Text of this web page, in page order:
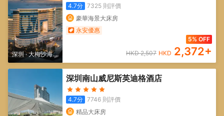
深圳·大梅沙海濱
公園/小梅沙海濱
4.7分 7325則評價
豪華海景大床房
永安優惠
5% OFF
HKD2,507 HKD 2,372+
深圳南山威尼斯英迪格酒店
4.7分 7746則評價
精品大床房